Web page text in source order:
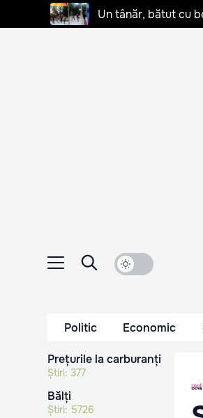
Un tânăr, bătut cu
Politic Economic
Prețurile la carburanți
Știri: 377
Bălți
Știri: 5726